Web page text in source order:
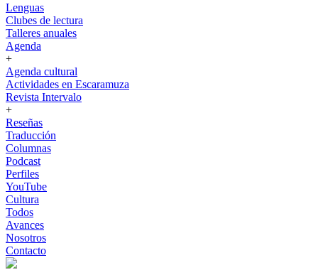
Lenguas
Clubes de lectura
Talleres anuales
Agenda
+
Agenda cultural
Actividades en Escaramuza
Revista Intervalo
+
Reseñas
Traducción
Columnas
Podcast
Perfiles
YouTube
Cultura
Todos
Avances
Nosotros
Contacto